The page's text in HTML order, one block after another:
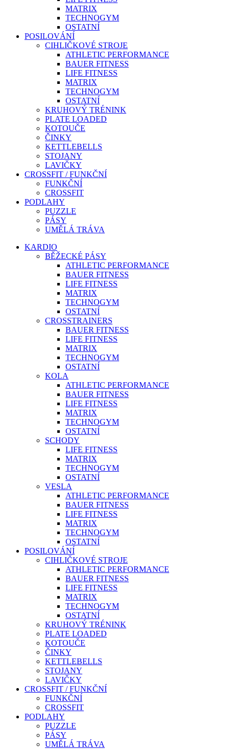
MATRIX
TECHNOGYM
OSTATNÍ
POSILOVÁNÍ
CIHLIČKOVÉ STROJE
ATHLETIC PERFORMANCE
BAUER FITNESS
LIFE FITNESS
MATRIX
TECHNOGYM
OSTATNÍ
KRUHOVÝ TRÉNINK
PLATE LOADED
KOTOUČE
ČINKY
KETTLEBELLS
STOJANY
LAVIČKY
CROSSFIT / FUNKČNÍ
FUNKČNÍ
CROSSFIT
PODLAHY
PUZZLE
PÁSY
UMĚLÁ TRÁVA
KARDIO
BĚŽECKÉ PÁSY
ATHLETIC PERFORMANCE
BAUER FITNESS
LIFE FITNESS
MATRIX
TECHNOGYM
OSTATNÍ
CROSSTRAINERS
BAUER FITNESS
LIFE FITNESS
MATRIX
TECHNOGYM
OSTATNÍ
KOLA
ATHLETIC PERFORMANCE
BAUER FITNESS
LIFE FITNESS
MATRIX
TECHNOGYM
OSTATNÍ
SCHODY
LIFE FITNESS
MATRIX
TECHNOGYM
OSTATNÍ
VESLA
ATHLETIC PERFORMANCE
BAUER FITNESS
LIFE FITNESS
MATRIX
TECHNOGYM
OSTATNÍ
POSILOVÁNÍ
CIHLIČKOVÉ STROJE
ATHLETIC PERFORMANCE
BAUER FITNESS
LIFE FITNESS
MATRIX
TECHNOGYM
OSTATNÍ
KRUHOVÝ TRÉNINK
PLATE LOADED
KOTOUČE
ČINKY
KETTLEBELLS
STOJANY
LAVIČKY
CROSSFIT / FUNKČNÍ
FUNKČNÍ
CROSSFIT
PODLAHY
PUZZLE
PÁSY
UMĚLÁ TRÁVA